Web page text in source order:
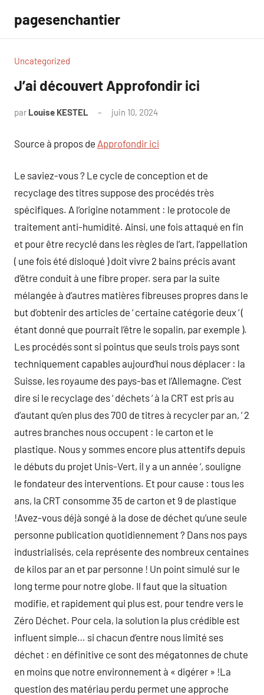
contenu
pagesenchantier
Uncategorized
J’ai découvert Approfondir ici
par Louise KESTEL juin 10, 2024
Source à propos de Approfondir ici
Le saviez-vous ? Le cycle de conception et de
recyclage des titres suppose des procédés très
spécifiques. A l’origine notamment : le protocole de
traitement anti-humidité. Ainsi, une fois attaqué en fin
et pour être recyclé dans les règles de l’art, l’appellation
( une fois été disloqué ) doit vivre 2 bains précis avant
d’être conduit à une fibre proper. sera par la suite
mélangée à d’autres matières fibreuses propres dans le
but d’obtenir des articles de ‘ certaine catégorie deux ‘ (
étant donné que pourrait l’être le sopalin, par exemple ).
Les procédés sont si pointus que seuls trois pays sont
techniquement capables aujourd’hui nous déplacer : la
Suisse, les royaume des pays-bas et l’Allemagne. C’est
dire si le recyclage des ‘ déchets ‘ à la CRT est pris au
d’autant qu’en plus des 700 de titres à recycler par an, ‘ 2
autres branches nous occupent : le carton et le
plastique. Nous y sommes encore plus attentifs depuis
le débuts du projet Unis-Vert, il y a un année ‘, souligne
le fondateur des interventions. Et pour cause : tous les
ans, la CRT consomme 35 de carton et 9 de plastique
!Avez-vous déjà songé à la dose de déchet qu’une seule
personne publication quotidiennement ? Dans nos pays
industrialisés, cela représente des nombreux centaines
de kilos par an et par personne ! Un point simulé sur le
long terme pour notre globe. Il faut que la situation
modifie, et rapidement qui plus est, pour tendre vers le
Zéro Déchet. Pour cela, la solution la plus crédible est
influent simple… si chacun d’entre nous limité ses
déchet : en définitive ce sont des mégatonnes de chute
en moins que notre environnement à « digérer » !La
question des matériau perdu permet une approche